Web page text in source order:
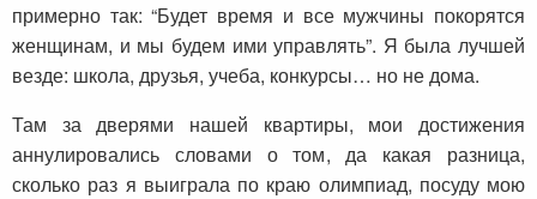
примерно так: “Будет время и все мужчины покорятся
женщинам, и мы будем ими управлять”. Я была лучшей
везде: школа, друзья, учеба, конкурсы… но не дома.
Там за дверями нашей квартиры, мои достижения
аннулировались словами о том, да какая разница,
сколько раз я выиграла по краю олимпиад, посуду мою